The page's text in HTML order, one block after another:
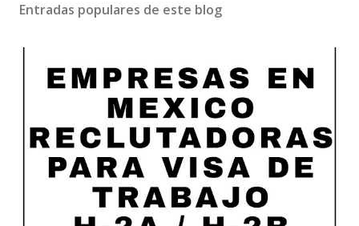
Entradas populares de este blog